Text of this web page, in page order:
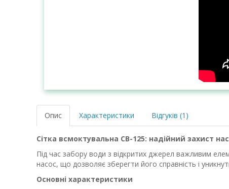
Опис Характеристики Відгуків (1)
Сітка всмоктувальна СВ-125: надійний захист
Під час забору води з відкритих джерел важливим
насос, що дозволяє зберегти його справність і
Основні характеристики